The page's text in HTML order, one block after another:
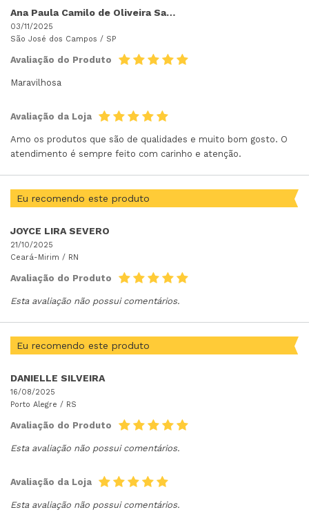
Ana Paula Camilo de Oliveira Saldanha
03/11/2025
São José dos Campos / SP
Avaliação do Produto
Maravilhosa
Avaliação da Loja
Amo os produtos que são de qualidades e muito bom gosto. O
atendimento é sempre feito com carinho e atenção.
Eu recomendo este produto
JOYCE LIRA SEVERO
21/10/2025
Ceará-Mirim / RN
Avaliação do Produto
Esta avaliação não possui comentários.
Eu recomendo este produto
DANIELLE SILVEIRA
16/08/2025
Porto Alegre / RS
Avaliação do Produto
Esta avaliação não possui comentários.
Avaliação da Loja
Esta avaliação não possui comentários.